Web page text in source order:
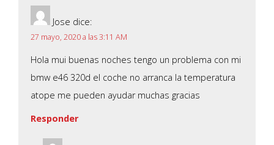
Jose dice:
27 mayo, 2020 a las 3:11 AM
Hola mui buenas noches tengo un problema con mi
bmw e46 320d el coche no arranca la temperatura
atope me pueden ayudar muchas gracias
Responder